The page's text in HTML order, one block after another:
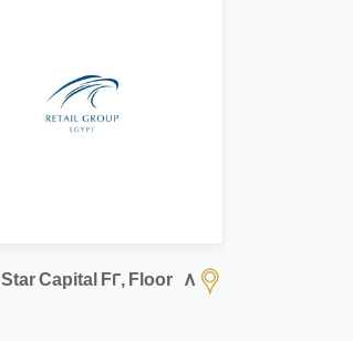
Star Capital F2, Floor 8